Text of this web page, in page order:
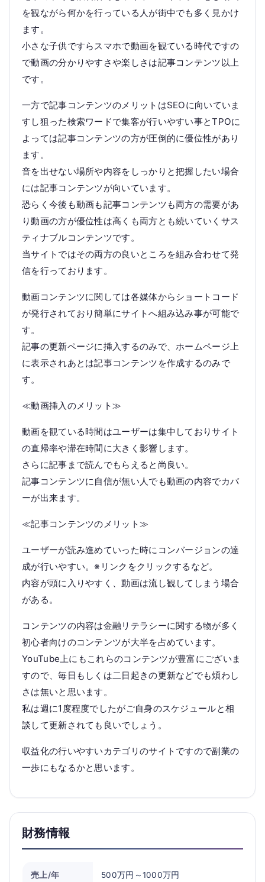
を観ながら何かを行っている人が街中でも多く見かけ
ます。
小さな子供ですらスマホで動画を観ている時代ですの
で動画の分かりやすさや楽しさは記事コンテンツ以上
です。
一方で記事コンテンツのメリットはSEOに向いていま
すし狙った検索ワードで集客が行いやすい事とTPOに
よっては記事コンテンツの方が圧倒的に優位性があり
ます。
音を出せない場所や内容をしっかりと把握したい場合
には記事コンテンツが向いています。
恐らく今後も動画も記事コンテンツも両方の需要があ
り動画の方が優位性は高くも両方とも続いていくサス
ティナブルコンテンツです。
当サイトではその両方の良いところを組み合わせて発
信を行っております。
動画コンテンツに関しては各媒体からショートコード
が発行されており簡単にサイトへ組み込み事が可能で
す。
記事の更新ページに挿入するのみで、ホームページ上
に表示されあとは記事コンテンツを作成するのみで
す。
≪動画挿入のメリット≫
動画を観ている時間はユーザーは集中しておりサイト
の直帰率や滞在時間に大きく影響します。
さらに記事まで読んでもらえると尚良い。
記事コンテンツに自信が無い人でも動画の内容でカバ
ーが出来ます。
≪記事コンテンツのメリット≫
ユーザーが読み進めていった時にコンバージョンの達
成が行いやすい。※リンクをクリックするなど。
内容が頭に入りやすく、動画は流し観してしまう場合
がある。
コンテンツの内容は金融リテラシーに関する物が多く
初心者向けのコンテンツが大半を占めています。
YouTube上にもこれらのコンテンツが豊富にございま
すので、毎日もしくは二日起きの更新などでも煩わし
さは無いと思います。
私は週に1度程度でしたがご自身のスケジュールと相
談して更新されても良いでしょう。
収益化の行いやすいカテゴリのサイトですので副業の
一歩にもなるかと思います。
財務情報
売上/年 500万円～1000万円